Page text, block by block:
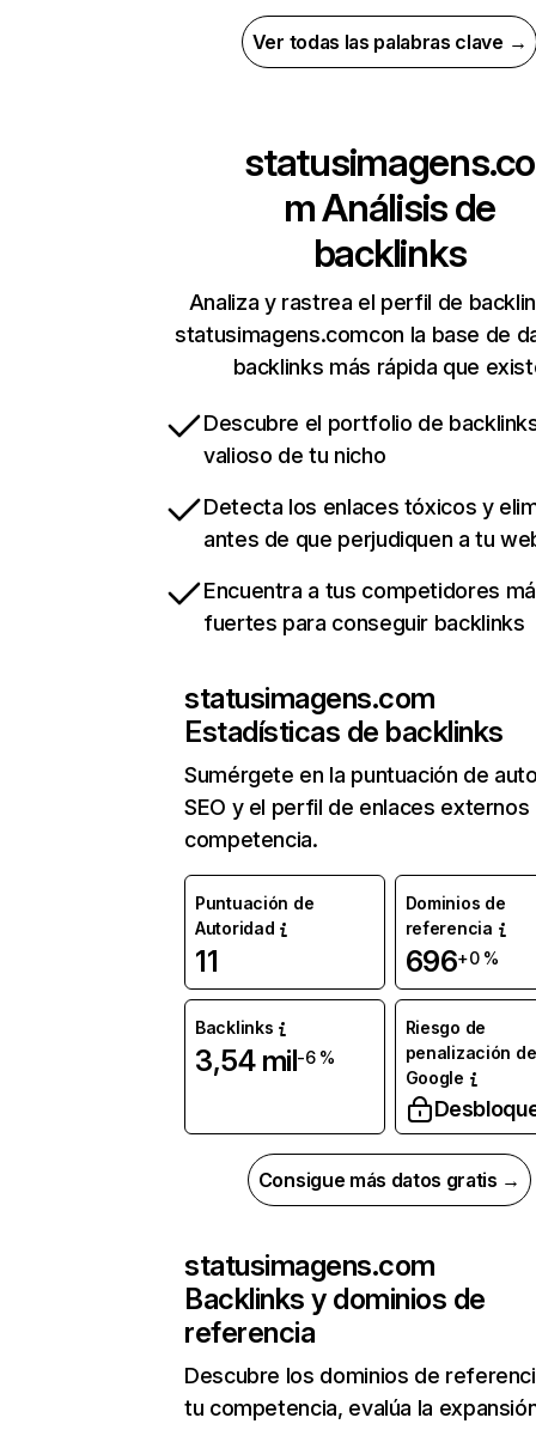
Ver todas las palabras clave →
statusimagens.co
mAnálisis de
backlinks
Analiza y rastrea el perfil de
statusimagens.comcon la base de
backlinks más rápida que
Descubre el portfolio de
valioso de tu nicho
Detecta los enlaces tóxicos y
antes de que perjudiquen a tu
Encuentra a tus competidores
fuertes para conseguir backlinks
statusimagens.com
Estadísticas de backlinks
Sumérgete en la puntuación de
SEO y el perfil de enlaces externos
competencia.
Puntuación de
Autoridad
11
Dominios de
referencia
696+0 %
Backlinks
3,54 mil-6 %
Riesgo de
penalización de
Google
Consigue más datos gratis →
statusimagens.com
Backlinks y dominios de
referencia
Descubre los dominios de
tu competencia, evalúa la